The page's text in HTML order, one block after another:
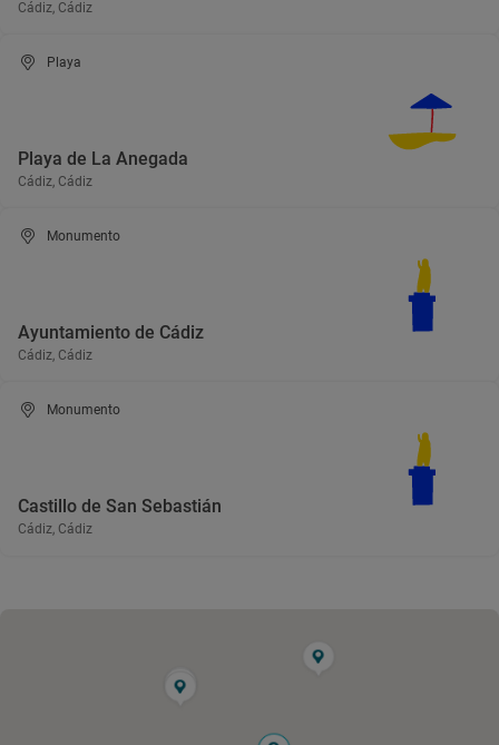
Cádiz, Cádiz
Playa
Playa de La Anegada
Cádiz, Cádiz
Monumento
Ayuntamiento de Cádiz
Cádiz, Cádiz
Monumento
Castillo de San Sebastián
Cádiz, Cádiz